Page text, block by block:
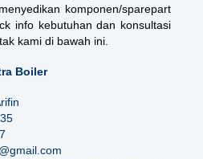
komponen/sparepart
info kebutuhan dan konsultasi
kami di bawah ini.
Boiler